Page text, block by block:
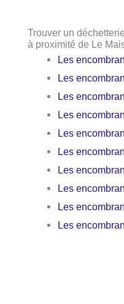
Trouver un
à proximité de Le
Les
Les
Les
Les
Les
Les
Les
Les
Les
Les